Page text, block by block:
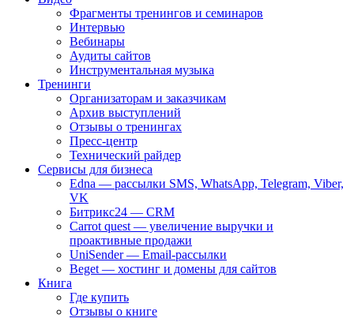
Фрагменты тренингов и семинаров
Интервью
Вебинары
Аудиты сайтов
Инструментальная музыка
Тренинги
Организаторам и заказчикам
Архив выступлений
Отзывы о тренингах
Пресс-центр
Технический райдер
Сервисы для бизнеса
Edna — рассылки SMS, WhatsApp, Telegram, Viber,
VK
Битрикс24 — CRM
Carrot quest — увеличение выручки и
проактивные продажи
UniSender — Email-рассылки
Beget — хостинг и домены для сайтов
Книга
Где купить
Отзывы о книге